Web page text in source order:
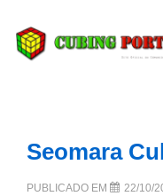
Skip
Seomara
PUBLICADO EM 22/10/